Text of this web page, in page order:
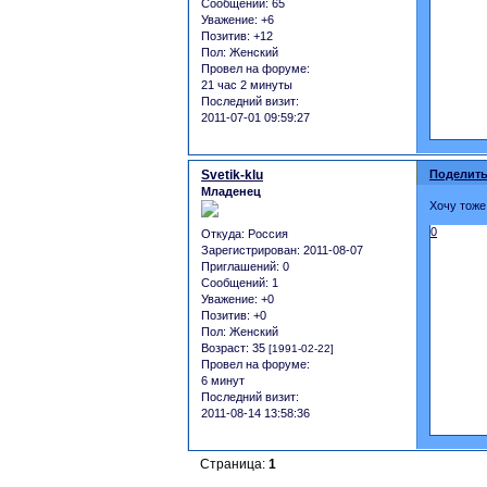
Сообщений: 65
Уважение: +6
Позитив: +12
Пол: Женский
Провел на форуме:
21 час 2 минуты
Последний визит:
2011-07-01 09:59:27
Svetik-klu
Младенец
Откуда: Россия
Зарегистрирован: 2011-08-07
Приглашений: 0
Сообщений: 1
Уважение: +0
Позитив: +0
Пол: Женский
Возраст: 35 [1991-02-22]
Провел на форуме:
6 минут
Последний визит:
2011-08-14 13:58:36
Хочу тоже
0
Страница:1